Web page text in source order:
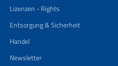
Lizenzen - Rights
Entsorgung & Sicherheit
Handel
Newsletter